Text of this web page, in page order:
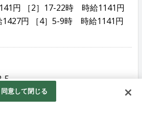
円 ［2］17-22時 時給1141円
1427円 ［4］5-9時 時給1141円
5
同意して閉じる